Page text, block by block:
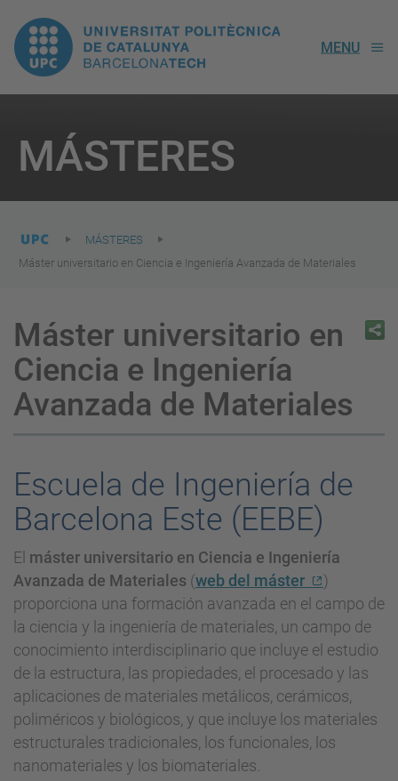
UPC.
Universitat
Politècnica
de
Catalunya
MENU
MÁSTERES
are
here:
MÁSTERES
Máster universitario en Ciencia e Ingeniería Avanzada de Materiales
Máster universitario en
Ciencia e Ingeniería
Avanzada de Materiales
Escuela de Ingeniería de
Barcelona Este (EEBE)
El máster universitario en Ciencia e Ingeniería
Avanzada de Materiales (web del máster
)
proporciona una formación avanzada en el campo de
la ciencia y la ingeniería de materiales, un campo de
conocimiento interdisciplinario que incluye el estudio
de la estructura, las propiedades, el procesado y las
aplicaciones de materiales metálicos, cerámicos,
poliméricos y biológicos, y que incluye los materiales
estructurales tradicionales, los funcionales, los
nanomateriales y los biomateriales.